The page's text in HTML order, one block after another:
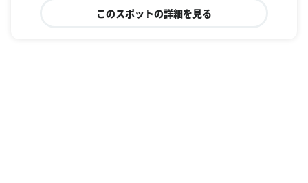
このスポットの詳細を見る